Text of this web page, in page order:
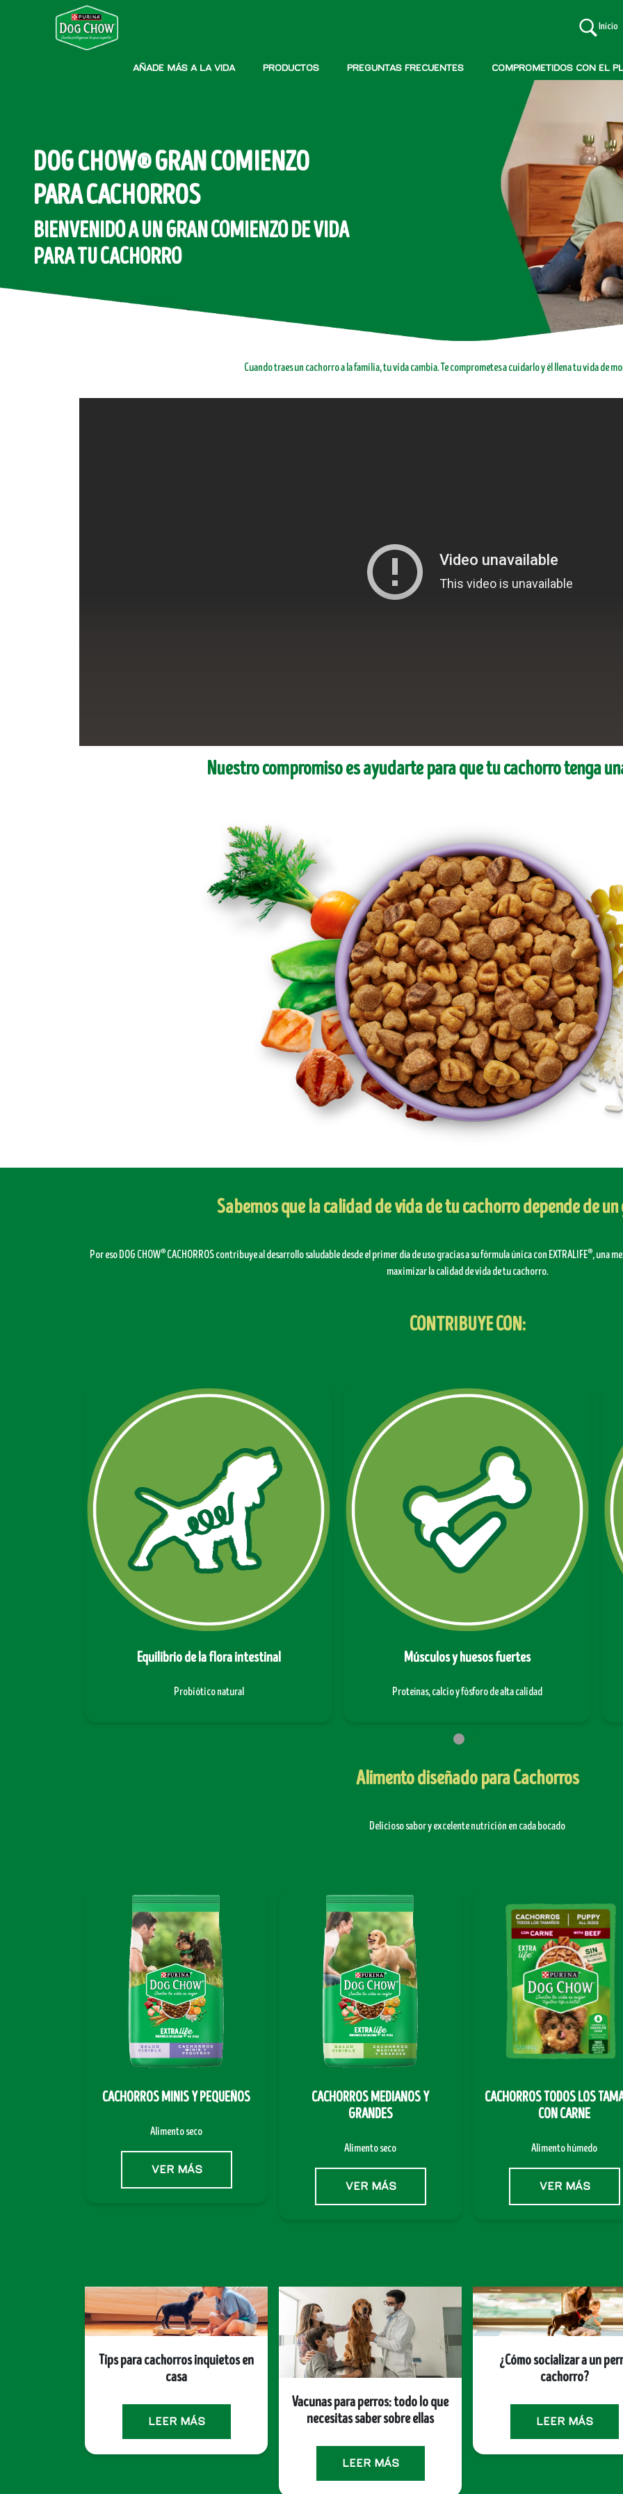
Pasar al contenido principal
Menú secundario Dog Chow
Inicio
AÑADE MÁS A LA VIDA PRODUCTOS PREGUNTAS FRECUENTES COMPROMETIDOS CON EL
DOG CHOW® GRAN COMIENZO
PARA CACHORROS
BIENVENIDO A UN GRAN COMIENZO DE VIDA
PARA TU CACHORRO
Cuando traes un cachorro a la familia, tu vida cambia. Te comprometes a cuidarlo y él llena tu vida de
Nuestro compromiso es ayudarte para que tu cachorro tenga
Sabemos que la calidad de vida de tu cachorro depende de un
Por eso DOG CHOW®CACHORROS contribuye al desarrollo saludable desde el primer día de uso gracias a su fórmula única con EXTRALIFE®, una
maximizar la calidad de vida de tu cachorro.
CONTRIBUYE CON:
Equilibrio de la flora intestinal
Probiótico natural
Músculos y huesos fuertes
Proteínas, calcio y fósforo de alta calidad
Alimento diseñado para Cachorros
Delicioso sabor y excelente nutrición en cada bocado
CACHORROS MINIS Y PEQUEÑOS
Alimento seco
VER MÁS
CACHORROS MEDIANOS Y
GRANDES
Alimento seco
VER MÁS
CACHORROS TODOS LOS
CON CARNE
Alimento húmedo
VER MÁS
Tips para cachorros inquietos en
casa
LEER MÁS
Vacunas para perros: todo lo que
necesitas saber sobre ellas
LEER MÁS
¿Cómo socializar a un
cachorro?
LEER MÁS